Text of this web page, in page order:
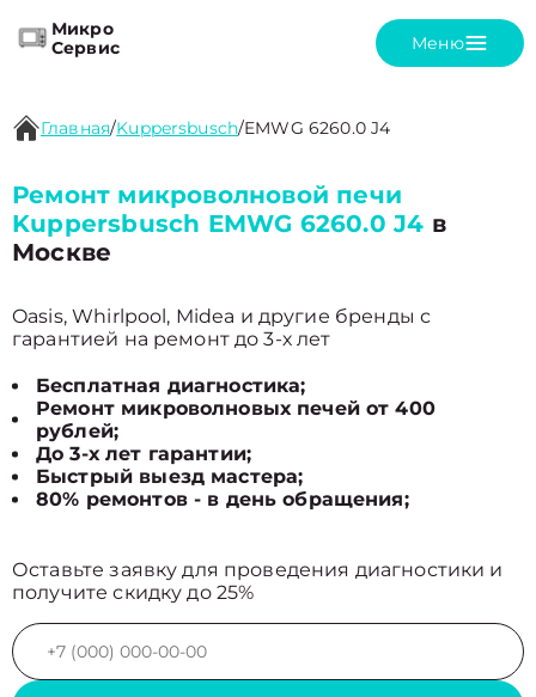
Микро
Сервис
Меню
Главная/Kuppersbusch/EMWG 6260.0 J4
Ремонт микроволновой печи
Kuppersbusch EMWG 6260.0 J4 в
Москве
Oasis, Whirlpool, Midea и другие бренды с
гарантией на ремонт до 3-х лет
Бесплатная диагностика;
Ремонт микроволновых печей от 400
рублей;
До 3-х лет гарантии;
Быстрый выезд мастера;
80% ремонтов - в день обращения;
Оставьте заявку для проведения диагностики и
получите скидку до 25%